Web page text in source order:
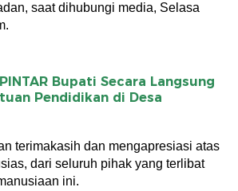
saat dihubungi media, Selasa
Bupati Secara Langsung
Pendidikan di Desa
terimakasih dan mengapresiasi atas
dari seluruh pihak yang terlibat
ini.